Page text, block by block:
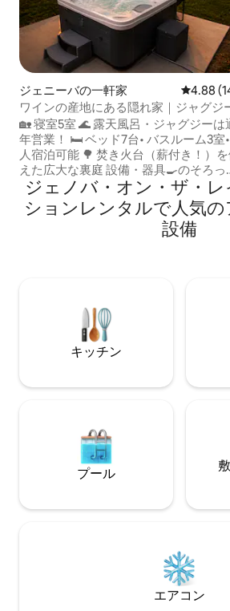
ジェニーバの一軒家 レビュ
4.88
ワインの産地にある隠れ家｜ジャグジ
12人宿泊可能
🏡 寝室5室 🌊 露天風呂・ジャグジーは
年営業！ 🛏 ベッド7台• バスルーム3室•
人宿泊可能 🌳 焚き火台（薪付き！）
えた広大な裏庭 設備・器具🍳のそろった
キッチン • バーベキューグリル 12人
ダイニングテーブル 🎥 スマートテレビ
Roku + Spectrum 💻 リモートワーク用
デスク 小さなお子様用の👶ベビーベッド
ネーブの家は、オハイオのワインの産地
での理想的なグループリトリートです。
ジェノバ・オン・ザ・
ションレンタルで人気の
設備
キッチン
プール
エアコン